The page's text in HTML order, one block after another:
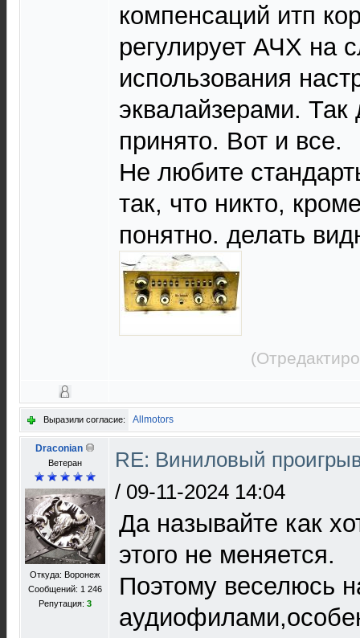
компенсаций итп
регулирует АЧХ на
использования
эквалайзерами.
принято. Вот и все.
Не любите
так, что никто,
понятно. делать
Выразили согласие: Allmotors
Draconian
Ветеран
Откуда: Воронеж
Сообщений: 1 246
Репутация: 3
RE: Виниловый
/ 09-11-2024 14:04
Да называйте как
этого не меняется.
Поэтому веселюсь